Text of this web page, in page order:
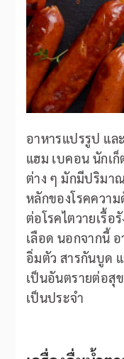
อาหารแปรรูป แล
แฮม เบคอน นักเ
ต่าง ๆ มักมีปริมา
หลักของโรคความ
ต่อโรคไตวายเรื้อ
เลือด นอกจากนี้
อิ่มตัว สารกันบูด
เป็นอันตรายต่อสุ
เป็นประจำ